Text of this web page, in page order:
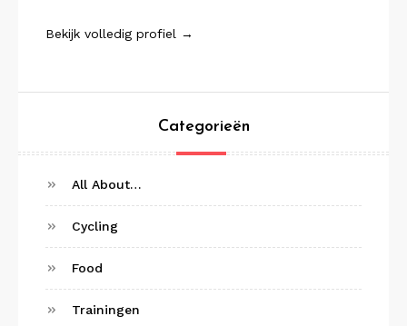
Bekijk volledig profiel →
Categorieën
All About…
Cycling
Food
Trainingen